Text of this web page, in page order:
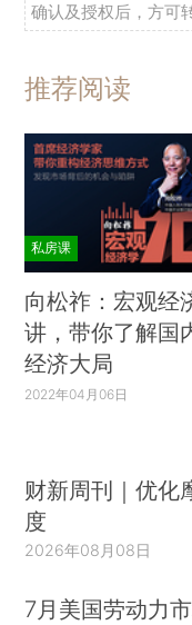
确认及授权后，方可
推荐阅读
私房课
向松祚：宏观经
讲，带你了解国
经济大局
2022年04月06日
财新周刊｜优化
度
2026年08月08日
7月美国劳动力